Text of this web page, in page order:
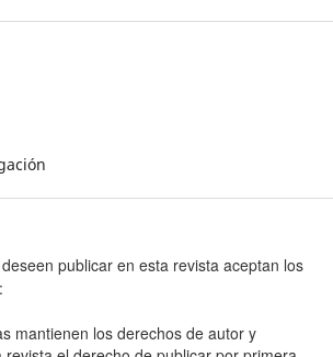
publicar en esta revista aceptan los
mantienen los derechos de autor y